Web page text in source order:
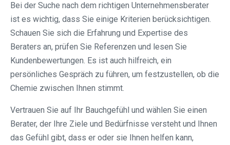
Bei der Suche nach dem richtigen Unternehmensberater
ist es wichtig, dass Sie einige Kriterien berücksichtigen.
Schauen Sie sich die Erfahrung und Expertise des
Beraters an, prüfen Sie Referenzen und lesen Sie
Kundenbewertungen. Es ist auch hilfreich, ein
persönliches Gespräch zu führen, um festzustellen, ob die
Chemie zwischen Ihnen stimmt.
Vertrauen Sie auf Ihr Bauchgefühl und wählen Sie einen
Berater, der Ihre Ziele und Bedürfnisse versteht und Ihnen
das Gefühl gibt, dass er oder sie Ihnen helfen kann,